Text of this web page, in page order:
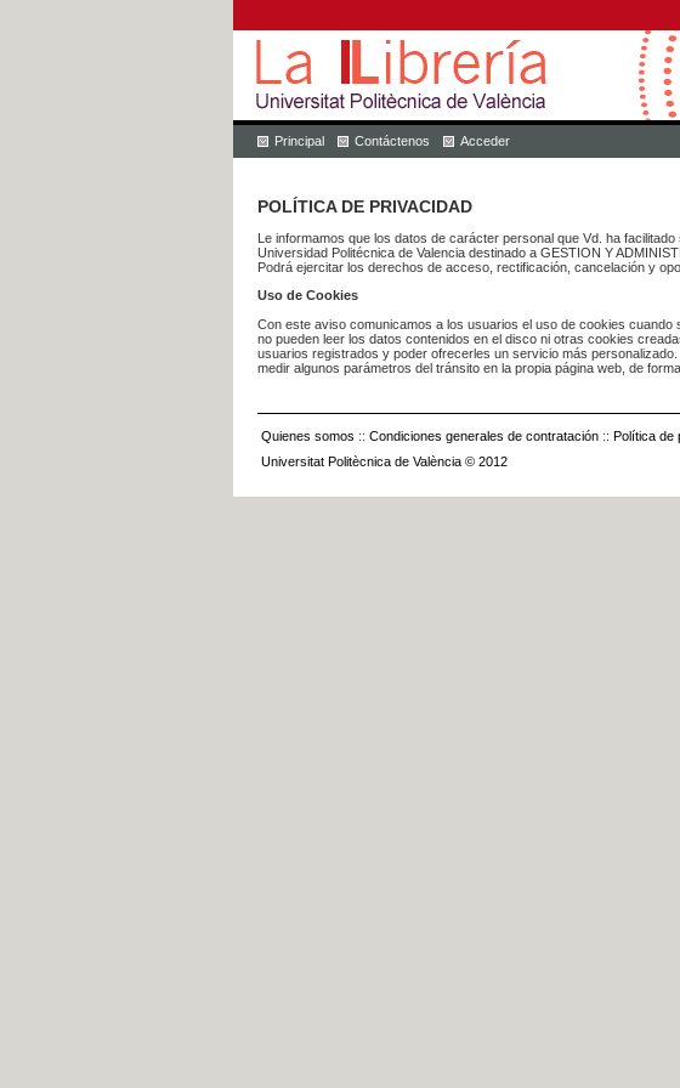
Principal Contáctenos Acceder
POLÍTICA DE PRIVACIDAD
Le informamos que los datos de carácter personal que Vd. ha
Universidad Politécnica de Valencia destinado a GESTION Y
Podrá ejercitar los derechos de acceso, rectificación, cancelación y
Uso de Cookies
Con este aviso comunicamos a los usuarios el uso de cookies
no pueden leer los datos contenidos en el disco ni otras cookies
usuarios registrados y poder ofrecerles un servicio más
medir algunos parámetros del tránsito en la propia página web, de
Quienes somos :: Condiciones generales de contratación :: Política de
Universitat Politècnica de València © 2012